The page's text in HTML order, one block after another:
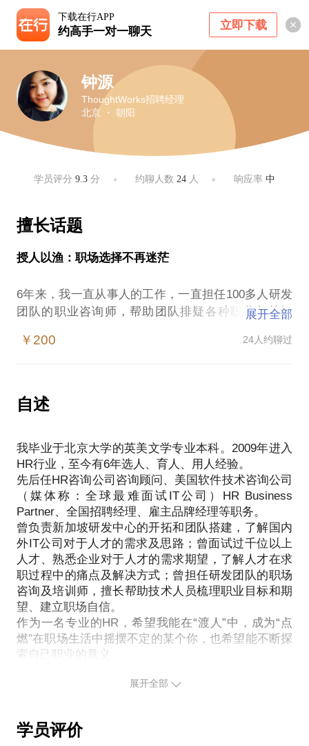
下载在行APP
约高手一对一聊天 立即下载
钟源
ThoughtWorks招聘经理
北京 ・ 朝阳
学员评分9.3 分 约聊人数 24人 响应率 中
擅长话题
授人以渔：职场选择不再迷茫
6年来，我一直从事人的工作，一直担任100多人研发
团队的职业咨询师，帮助团队排疑各种职业相关疑
决问题。
在工作中如何与下级/平级/上级相处；
提供对应的职业发展方向咨询和建议。
望成为一个帮你梳理你的瓶颈的人，能够帮你探索你
的潜能的人，能够帮你解决你的问题的人。
希望你：对自己的职业和成长有目标，对自己的痛点
展开全部
￥200 24人约聊过
自述
我毕业于北京大学的英美文学专业本科。2009年进入
HR行业，至今有6年选人、育人、用人经验。
先后任HR咨询公司咨询顾问、美国软件技术咨询公司
（媒体称：全球最难面试IT公司）HR Business
Partner、全国招聘经理、雇主品牌经理等职务。
曾负责新加坡研发中心的开拓和团队搭建，了解国内
外IT公司对于人才的需求及思路；曾面试过千位以上
人才、熟悉企业对于人才的需求期望，了解人才在求
职过程中的痛点及解决方式；曾担任研发团队的职场
咨询及培训师，擅长帮助技术人员梳理职业目标和期
望、建立职场自信。
作为一名专业的HR，希望我能在“渡人”中，成为“点
燃”在职场生活中摇摆不定的某个你，也希望能不断探
展开全部
学员评价